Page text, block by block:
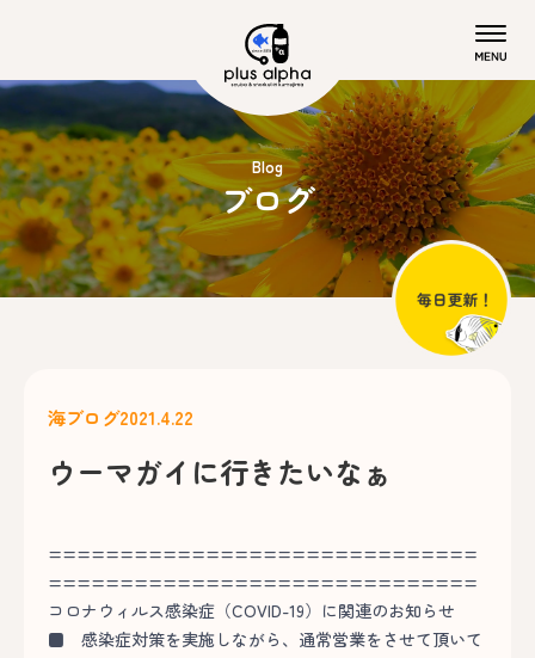
Blog
ブログ
海ブログ2021.4.22
ウーマガイに行きたいなぁ
==============================
==============================
コロナウィルス感染症（COVID-19）に関連のお知らせ
■ 感染症対策を実施しながら、通常営業をさせて頂いて